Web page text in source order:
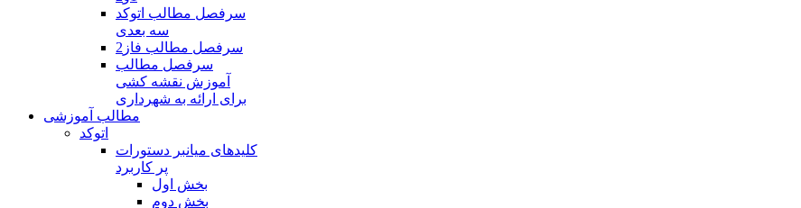
سرفصل مطالب اتوکد
سه بعدی
سرفصل مطالب فاز2
سرفصل مطالب
آموزش نقشه کشی
برای ارائه به شهرداری
مطالب آموزشی
اتوکد
کلیدهای میانبر دستورات
پر کاربرد
بخش اول
بخش دوم